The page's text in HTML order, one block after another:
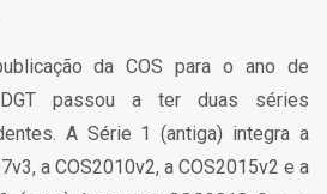
da COS para o ano de
passou a ter duas séries
A Série 1 (antiga) integra a
a COS2010v2, a COS2015v2 e a